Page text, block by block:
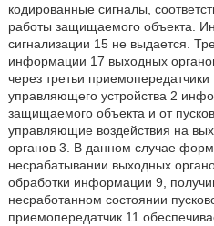
кодированные сигналы,
работы защищаемого объекта.
сигнализации 15 не выдается.
информации 17 выходных
через третьи приемопередатчики
управляющего устройства 2
защищаемого объекта и от
управляющие воздействия на
органов 3. В данном случае
несрабатывании выходных
обработки информации 9,
несработанном состоянии
приемопередатчик 11